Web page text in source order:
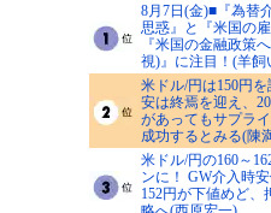
8月7日(金)■『為替
思惑』と『米国の
『米国の金融政策
視)』に注目！(羊飼
米ドル/円は150円
安は終焉を迎え、
があってもサプラ
成功するとみる(陳
米ドル/円の160～
ンに！ GW介入時
152円が下値めど